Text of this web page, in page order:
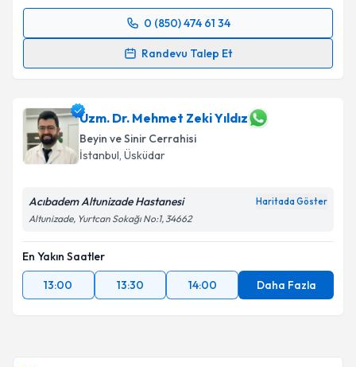
Takvim Talebini Gönder
0 (850) 474 61 34
Randevu Talep Et
Randevu Takvimi Talebi
için bir takvim hazırlandığında e-posta ile
bilgilendireceğiz.
E-posta Adresiniz
Kişisel verilerimin işlenmesine ilişkinAydınlatma
Metni
kapsamda işlenmesini kabul ediyorum.
Uzm. Dr. Mehmet Zeki Yıldız
Beyin ve Sinir Cerrahisi
İstanbul, Üsküdar
Acıbadem Altunizade Hastanesi Haritada Göster
Altunizade, Yurtcan Sokağı No:1, 34662
En Yakın Saatler
13:00
13:30 14:00 Daha Fazla